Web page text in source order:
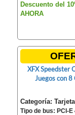
Descuento del
AHORA
XFX Speedster
Juegos con
Categoría:
Tipo de bus: PCI-